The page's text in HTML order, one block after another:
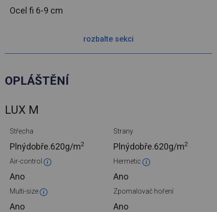
Ocel fi 6-9 cm
rozbalte sekci
OPLÁŠTĚNÍ
LUX M
Střecha
Plnýdobře.620g/m2
Strany
Plnýdobře.620g/m2
Air-control
Ano
Hermetic
Ano
Multi-size
Ano
Zpomalovač hoření
Ano